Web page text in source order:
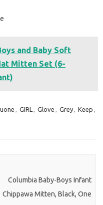
and Baby Soft
Mitten Set (6-
, GIRL , Glove , Grey, Keep ,
Columbia Baby-Boys Infant
Chippawa Mitten, Black, One